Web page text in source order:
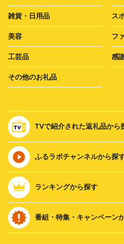
雑貨・日用品 ス
美容 フ
工芸品 感
その他のお礼品
TVで紹介された返礼品から
ふるラボチャンネルから探
ランキングから探す
番組・特集・キャンペーン